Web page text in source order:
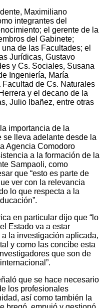
Maximiliano
integrantes del
el gerente de la
del Gabinete;
de las Facultades; el
Jurídicas, Gustavo
y Cs. Sociales, Susana
Ingeniería, María
de Cs. Naturales
y el decano de la
Julio Ibañez, entre otras
importancia de la
lleva adelante desde la
Agencia Comodoro
a la formación de la
Sampaoli, como
que “esto es parte de
ver con la relevancia
lo que respecta a la
en particular dijo que “lo
Estado va a estar
la investigación aplicada,
y como las concibe esta
que son de
que se hace necesario
los profesionales
así como también la